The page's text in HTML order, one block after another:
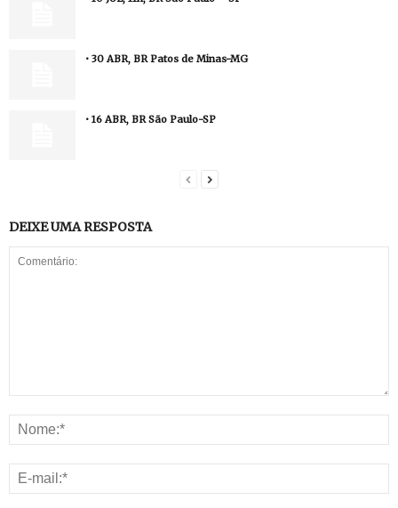
• 30 ABR, BR Patos de Minas-MG
• 16 ABR, BR São Paulo-SP
DEIXE UMA RESPOSTA